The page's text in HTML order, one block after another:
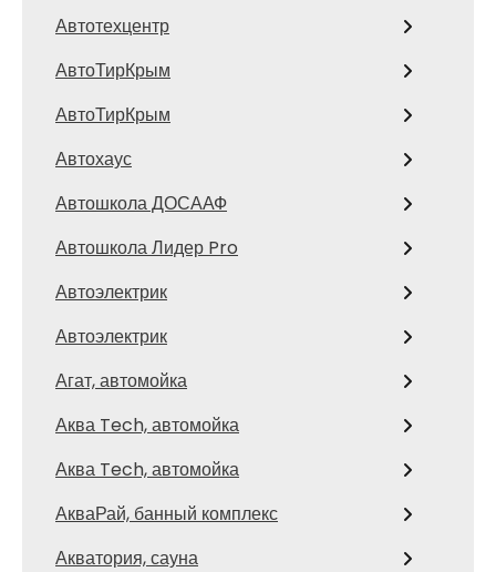
Автотехцентр
АвтоТирКрым
АвтоТирКрым
Автохаус
Автошкола ДОСААФ
Автошкола Лидер Pro
Автоэлектрик
Автоэлектрик
Агат, автомойка
Аква Tech, автомойка
Аква Tech, автомойка
АкваРай, банный комплекс
Акватория, сауна